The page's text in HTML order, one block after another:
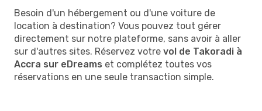
Besoin d'un hébergement ou d'une voiture de
location à destination? Vous pouvez tout gérer
directement sur notre plateforme, sans avoir à aller
sur d'autres sites. Réservez votre vol de Takoradi à
Accra sur eDreams et complétez toutes vos
réservations en une seule transaction simple.